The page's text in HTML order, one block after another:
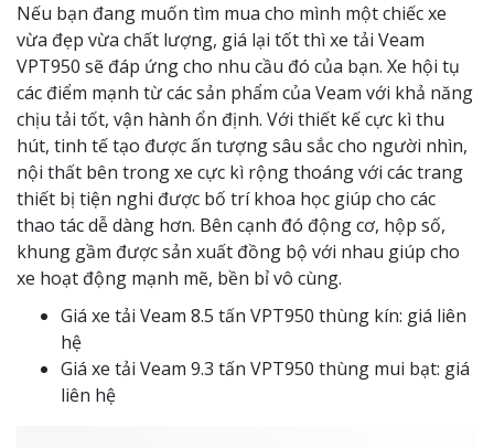
Nếu bạn đang muốn tìm mua cho mình một chiếc xe
vừa đẹp vừa chất lượng, giá lại tốt thì xe tải Veam
VPT950 sẽ đáp ứng cho nhu cầu đó của bạn. Xe hội tụ
các điểm mạnh từ các sản phẩm của Veam với khả năng
chịu tải tốt, vận hành ổn định. Với thiết kế cực kì thu
hút, tinh tế tạo được ấn tượng sâu sắc cho người nhìn,
nội thất bên trong xe cực kì rộng thoáng với các trang
thiết bị tiện nghi được bố trí khoa học giúp cho các
thao tác dễ dàng hơn. Bên cạnh đó động cơ, hộp số,
khung gầm được sản xuất đồng bộ với nhau giúp cho
xe hoạt động mạnh mẽ, bền bỉ vô cùng.
Giá xe tải Veam 8.5 tấn VPT950 thùng kín: giá liên
hệ
Giá xe tải Veam 9.3 tấn VPT950 thùng mui bạt: giá
liên hệ